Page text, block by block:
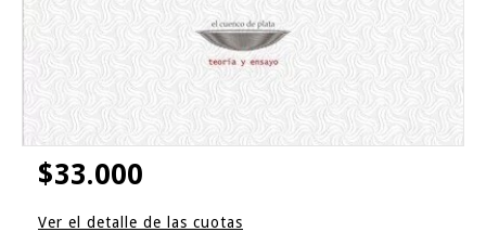
$33.000
Ver el detalle de las cuotas